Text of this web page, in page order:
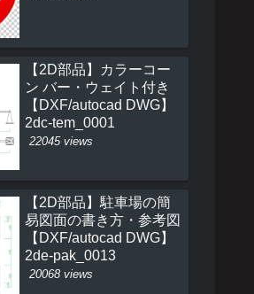
【2D部品】カラーコー
ン バー・ウェイト付き
【DXF/autocad DWG】
2dc-tem_0001
22045 views
【2D部品】駐車場の簡
易図面の書き方・参考図
【DXF/autocad DWG】
2de-pak_0013
20068 views